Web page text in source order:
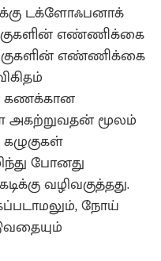
டக்ளோஃபனாக்
எண்ணிக்கை
எண்ணிக்கை
கணக்கான
மூலம்
போனது
வழிவகுத்தது.
நோய்